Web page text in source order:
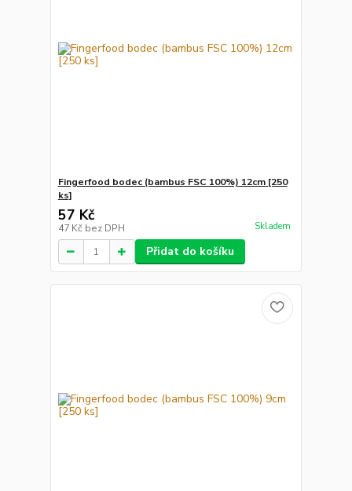
Fingerfood bodec (bambus FSC 100%) 12cm [250
ks]
57 Kč
47 Kč bez DPH Skladem
Přidat do košíku